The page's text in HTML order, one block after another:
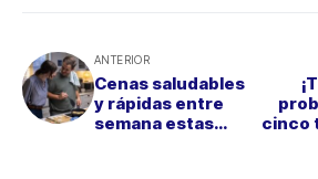
ANTERIOR
Cenas saludables
y rápidas entre
semana estas
cinco